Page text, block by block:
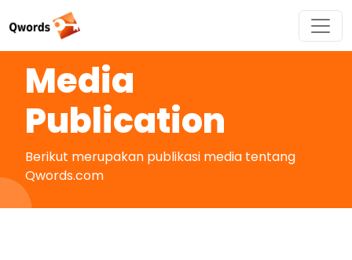
Media
Publication
Berikut merupakan publikasi media tentang
Qwords.com